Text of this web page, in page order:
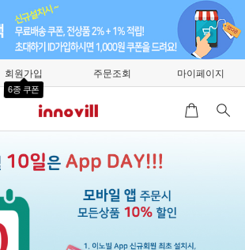
회원가입
6종 쿠폰
주문조회 마이페이지